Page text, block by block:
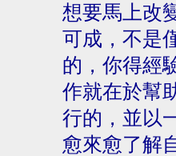
想要馬上改
可成，不是
的，你得經
作就在於幫
行的，並以
愈來愈了解